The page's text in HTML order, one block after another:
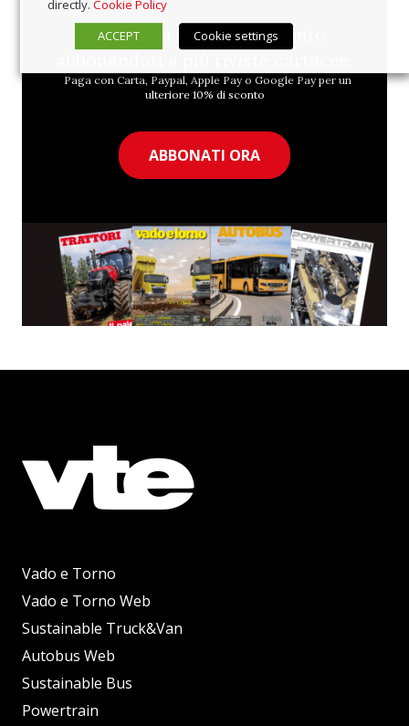
Approfitta del 10% di sconto
Paga con Carta, Paypal, Apple Pay o Google Pay per un
ulteriore 10% di sconto
ABBONATI ORA
Vado e Torno
Vado e Torno Web
Sustainable Truck&Van
Autobus Web
Sustainable Bus
Powertrain
directly. Cookie Policy
ACCEPT
Cookie settings